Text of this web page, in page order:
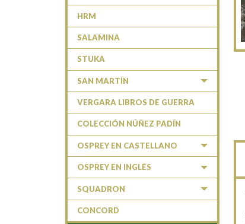
HRM
SALAMINA
STUKA
SAN MARTÍN
VERGARA LIBROS DE GUERRA
COLECCIÓN NÚÑEZ PADÍN
OSPREY EN CASTELLANO
OSPREY EN INGLÉS
SQUADRON
CONCORD